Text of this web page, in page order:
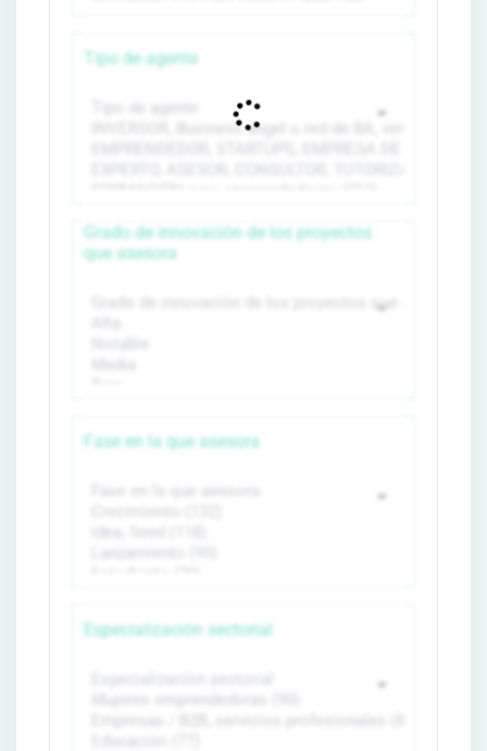
Tipo de agente
Grado de innovación de los proyectos
que asesora
Fase en la que asesora
Especialización sectorial